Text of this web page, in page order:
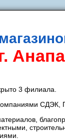
Анапа
3 филиала.
СДЭК,